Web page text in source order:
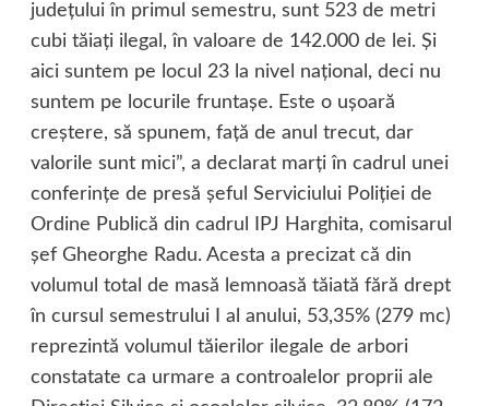
judeţului în primul semestru, sunt 523 de metri
cubi tăiaţi ilegal, în valoare de 142.000 de lei. Şi
aici suntem pe locul 23 la nivel naţional, deci nu
suntem pe locurile fruntaşe. Este o uşoară
creştere, să spunem, faţă de anul trecut, dar
valorile sunt mici”, a declarat marţi în cadrul unei
conferinţe de presă şeful Serviciului Poliţiei de
Ordine Publică din cadrul IPJ Harghita, comisarul
şef Gheorghe Radu. Acesta a precizat că din
volumul total de masă lemnoasă tăiată fără drept
în cursul semestrului I al anului, 53,35% (279 mc)
reprezintă volumul tăierilor ilegale de arbori
constatate ca urmare a controalelor proprii ale